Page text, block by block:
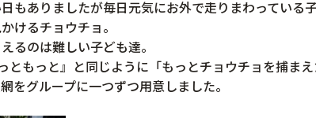
もありましたが毎日元気にお外で走りまわっている
けるチョウチョ。
るのは難しい子ども達。
ともっと』と同じように「もっとチョウチョを捕ま
をグループに一つずつ用意しました。